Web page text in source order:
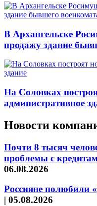
В Архангельске
продажу здание
На Соловках
административное
Новости
Почти 8 тысяч
проблемы с
06.08.2026
Россияне полюбили
| 05.08.2026